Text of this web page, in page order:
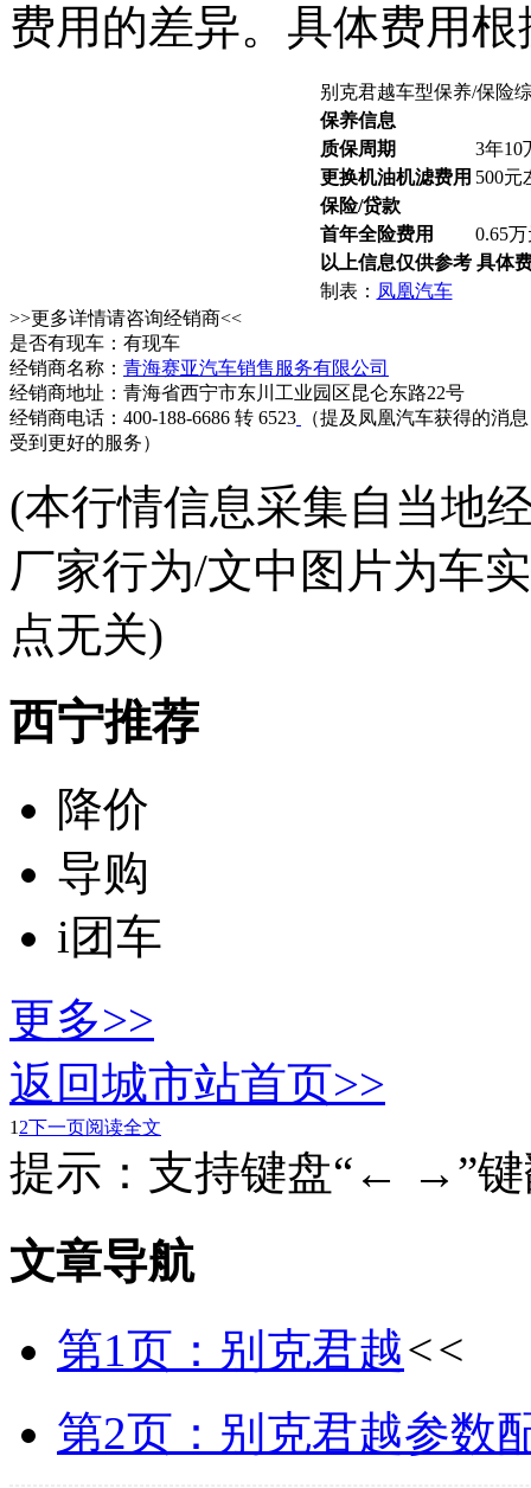
费用的差异。具体费用
别克君越车型保养/保险
保养信息
质保周期
3年10
更换机油机滤费用 500元
保险/贷款
首年全险费用
0.65
以上信息仅供参考 具体
制表： 凤凰汽车
>>更多详情请咨询经销商<<
是否有现车：有现车
经销商名称： 青海赛亚汽车销售服务有限公司
经销商地址：青海省西宁市东川工业园区昆仑东路22号
经销商电话：400-188-6686 转 6523
（提及凤凰汽车获得的消
受到更好的服务）
(本行情信息采集自当地
厂家行为/文中图片为车
点无关)
西宁推荐
降价
导购
i团车
更多>>
返回城市站首页>>
1 2下一页阅读全文
提示：支持键盘“← →”键
文章导航
第1页：别克君越<<
第2页：别克君越参数